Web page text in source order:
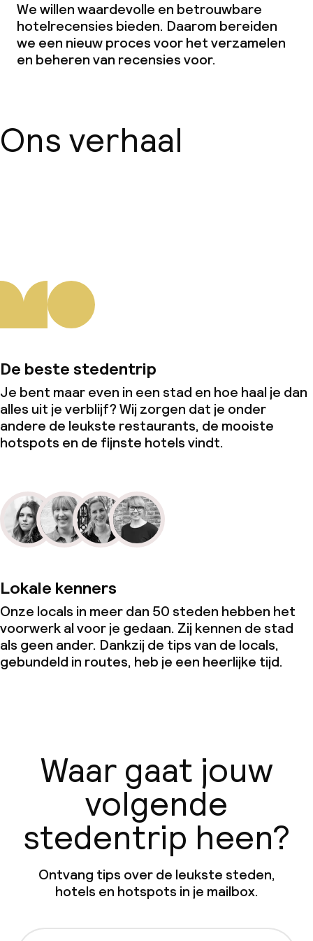
We willen waardevolle en betrouwbare
hotelrecensies bieden. Daarom bereiden
we een nieuw proces voor het verzamelen
en beheren van recensies voor.
Ons verhaal
De beste stedentrip
Je bent maar even in een stad en hoe haal je dan
alles uit je verblijf? Wij zorgen dat je onder
andere de leukste restaurants, de mooiste
hotspots en de fijnste hotels vindt.
Lokale kenners
Onze locals in meer dan 50 steden hebben het
voorwerk al voor je gedaan. Zij kennen de stad
als geen ander. Dankzij de tips van de locals,
gebundeld in routes, heb je een heerlijke tijd.
Waar gaat jouw
volgende
stedentrip heen?
Ontvang tips over de leukste steden,
hotels en hotspots in je mailbox.